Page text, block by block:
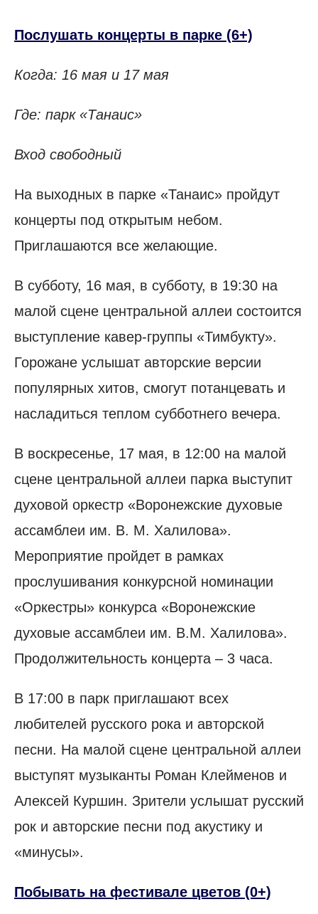
Послушать концерты в парке (6+)
Когда: 16 мая и 17 мая
Где: парк «Танаис»
Вход свободный
На выходных в парке «Танаис» пройдут
концерты под открытым небом.
Приглашаются все желающие.
В субботу, 16 мая, в субботу, в 19:30 на
малой сцене центральной аллеи состоится
выступление кавер-группы «Тимбукту».
Горожане услышат авторские версии
популярных хитов, смогут потанцевать и
насладиться теплом субботнего вечера.
В воскресенье, 17 мая, в 12:00 на малой
сцене центральной аллеи парка выступит
духовой оркестр «Воронежские духовые
ассамблеи им. В. М. Халилова».
Мероприятие пройдет в рамках
прослушивания конкурсной номинации
«Оркестры» конкурса «Воронежские
духовые ассамблеи им. В.М. Халилова».
Продолжительность концерта – 3 часа.
В 17:00 в парк приглашают всех
любителей русского рока и авторской
песни. На малой сцене центральной аллеи
выступят музыканты Роман Клейменов и
Алексей Куршин. Зрители услышат русский
рок и авторские песни под акустику и
«минусы».
Побывать на фестивале цветов (0+)